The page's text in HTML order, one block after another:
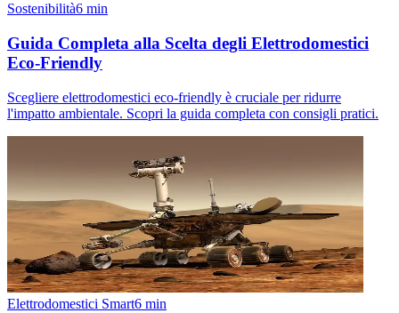
Sostenibilità6 min
Guida Completa alla Scelta degli Elettrodomestici
Eco-Friendly
Scegliere elettrodomestici eco-friendly è cruciale per ridurre
l'impatto ambientale. Scopri la guida completa con consigli pratici.
Elettrodomestici Smart6 min